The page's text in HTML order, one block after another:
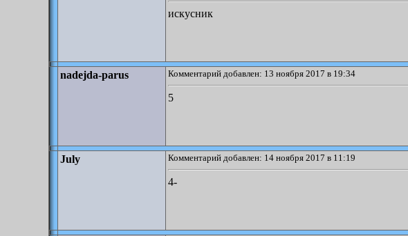
искусник
nadejda-parus Комментарий добавлен: 13 ноября 2017 в 19:34
5
July Комментарий добавлен: 14 ноября 2017 в 11:19
4-